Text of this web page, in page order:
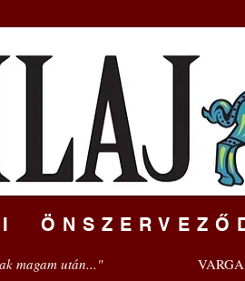
magam után..."